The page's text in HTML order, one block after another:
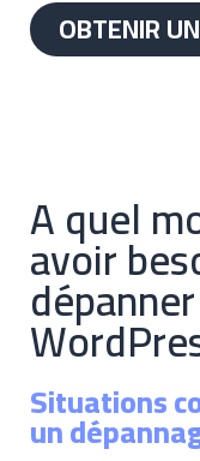
OBTENIR
A quel
avoir
Situations
un